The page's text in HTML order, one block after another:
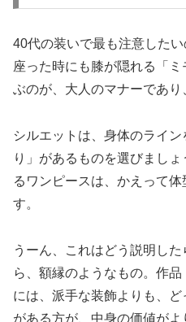
40代の装いで最も注意したい
座った時にも膝が隠れる「
ぶのが、大人のマナーであり
シルエットは、身体のライ
り」があるものを選びまし
るワンピースは、かえって
す。
うーん、これはどう説明し
ら、額縁のようなもの。作
には、派手な装飾よりも、
がある方が、中身の価値がよ